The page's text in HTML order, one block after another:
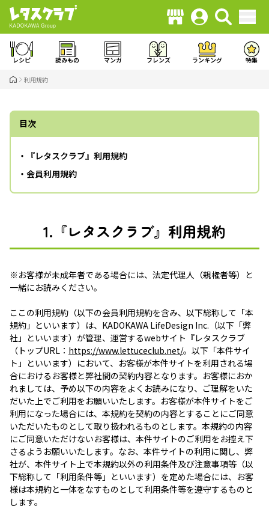
レシピ 読みもの マンガ フレンズ ランキング 特集
利用規約
目次
・
『レタスクラブ』利用規約
・ 会員利用規約
1.『レタスクラブ』利用規約
※お客様が未成年者である場合には、法定代理人（親権者等）と
一緒にお読みください。
ここの利用規約（以下の会員利用規約を含み、以下総称して「本
規約」といいます）は、KADOKAWA LifeDesign Inc.（以下「弊
社」といいます）が管理、運営するwebサイト『レタスクラブ
（トップURL： https://www.lettuceclub.net/。以下「本件サイ
ト」といいます）において、お客様が本件サイトを利用される場
合におけるお客様と弊社間の契約内容となります。お客様におか
れましては、予め以下の内容をよくお読みになり、ご理解をいた
だいた上でご利用をお願いいたします。お客様が本件サイトをご
利用になった場合には、本規約を契約の内容とすることにご同意
いただいたものとして取り扱われるものとします。本規約の内容
にご同意いただけないお客様は、本件サイトのご利用をお控え下
さるようお願いいたします。なお、本件サイトの利用に関し、弊
社が、本件サイト上で本規約以外の利用条件及び注意事項等（以
下総称して「利用条件等」といいます）を定めた場合には、お客
様は本規約と一体をなすものとして利用条件等を遵守するものと
します。